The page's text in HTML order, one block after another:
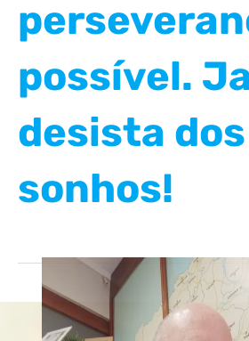
possível.
desista
sonhos!